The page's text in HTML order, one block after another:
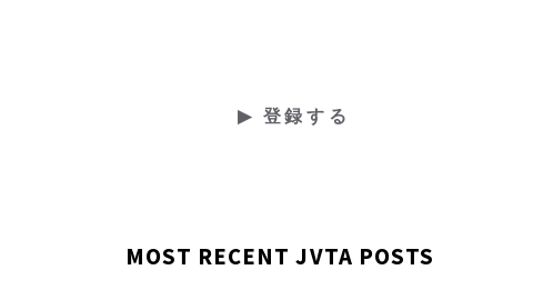
MOST RECENT JVTA POSTS